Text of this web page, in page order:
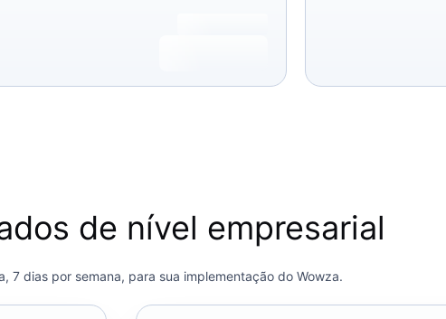
de nível empresarial
dias por semana, para sua implementação do Wowza.